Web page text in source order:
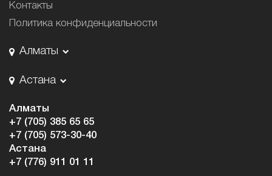
Контакты
Политика конфиденциальности
Алматы
Астана
Алматы
+7 (705) 385 65 65
+7 (705) 573-30-40
Астана
+7 (776) 911 01 11